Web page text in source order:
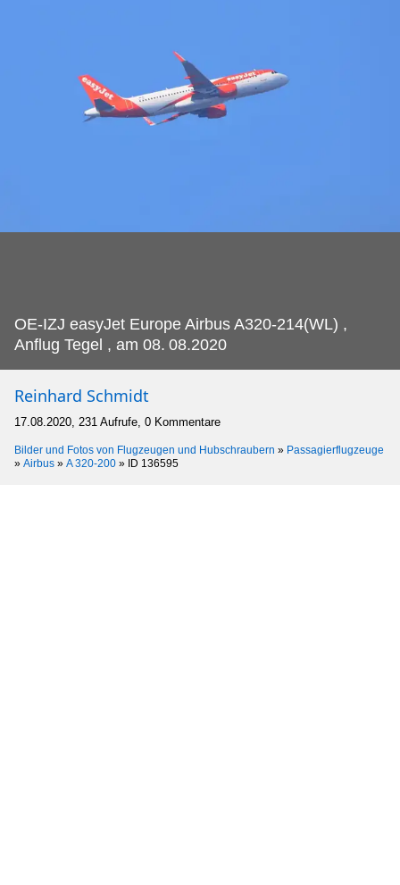
OE-IZJ easyJet Europe Airbus A320-214(WL) ,
Anflug Tegel , am 08. 08.2020
Reinhard Schmidt
17.08.2020, 231 Aufrufe, 0 Kommentare
Bilder und Fotos von Flugzeugen und Hubschraubern » Passagierflugzeuge
» Airbus » A 320-200 » ID 136595